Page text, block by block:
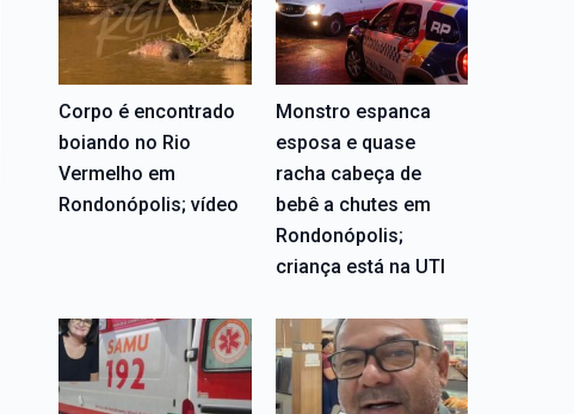
Corpo é encontrado
boiando no Rio
Vermelho em
Rondonópolis; vídeo
Monstro espanca
esposa e quase
racha cabeça de
bebê a chutes em
Rondonópolis;
criança está na UTI